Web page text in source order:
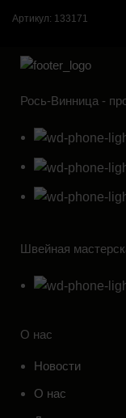
Артикул: 133171
Рось-Винница -
Швейная
О нас
Новости
О нас